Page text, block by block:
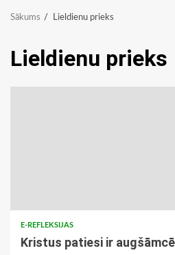
Sākums Lieldienu prieks
Lieldienu prieks
E-REFLEKSIJAS
Kristus patiesi ir